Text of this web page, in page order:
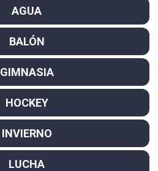
AGUA
BALÓN
GIMNASIA
HOCKEY
INVIERNO
LUCHA